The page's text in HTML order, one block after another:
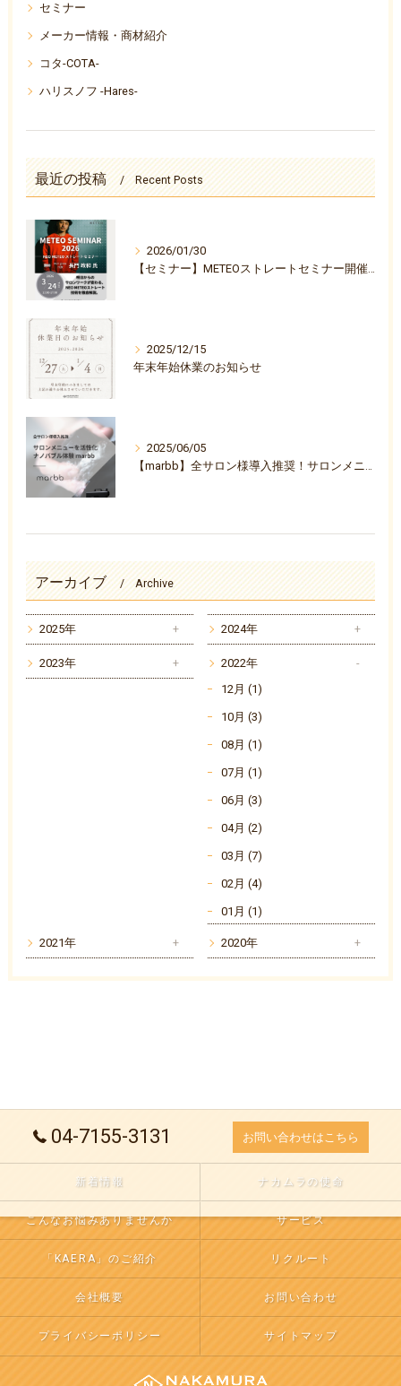
セミナー
メーカー情報・商材紹介
コタ-COTA-
ハリスノフ -Hares-
最近の投稿 Recent Posts
2026/01/30
【セミナー】METEOストレートセミナー開催決定のお知らせ
2025/12/15
年末年始休業のお知らせ
2025/06/05
【marbb】全サロン様導入推奨！サロンメニューを活性化ナノバブル体験『marbb-マーブ-』
アーカイブ Archive
2025年 2024年
2023年
2022年
12月 (1)
10月 (3)
08月 (1)
07月 (1)
06月 (3)
04月 (2)
03月 (7)
02月 (4)
01月 (1)
2021年 2020年
04-7155-3131 お問い合わせはこちら
新着情報 ナカムラの使命
こんなお悩みありませんか サービス
「KAERA」のご紹介 リクルート
会社概要 お問い合わせ
プライバシーポリシー サイトマップ